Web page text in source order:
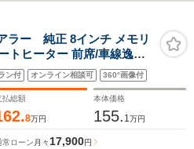
ラー 純正 8インチ メモリ
トヒーター 前席/車線逸脱
フレザー/ヘッドランプ
接続
ン付 オンライン相談可 360°画像付
払総額
8万円
本体価格
155. 1万円
常ローン 月々17,900円